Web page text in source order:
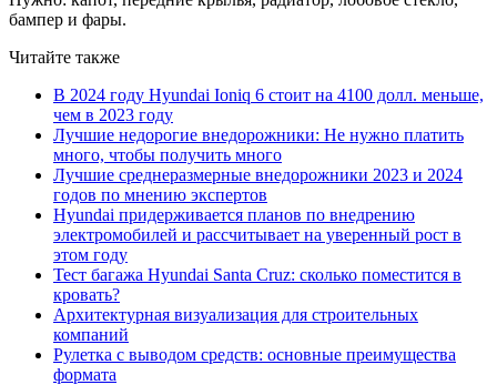
бампер и фары.
Читайте также
В 2024 году Hyundai Ioniq 6 стоит на 4100 долл. меньше,
чем в 2023 году
Лучшие недорогие внедорожники: Не нужно платить
много, чтобы получить много
Лучшие среднеразмерные внедорожники 2023 и 2024
годов по мнению экспертов
Hyundai придерживается планов по внедрению
электромобилей и рассчитывает на уверенный рост в
этом году
Тест багажа Hyundai Santa Cruz: сколько поместится в
кровать?
Архитектурная визуализация для строительных
компаний
Рулетка с выводом средств: основные преимущества
формата